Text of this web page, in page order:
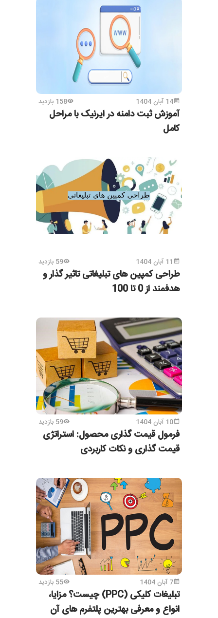
14 آبان 1404 158 بازدید
آموزش ثبت دامنه در ایرنیک با مراحل
کامل
11 آبان 1404 59 بازدید
طراحی کمپین‌ های تبلیغاتی تاثیر گذار و
هدفمند از 0 تا 100
10 آبان 1404 59 بازدید
فرمول قیمت گذاری محصول: استراتژی
قیمت گذاری و نکات کاربردی
7 آبان 1404 55 بازدید
تبلیغات کلیکی (PPC) چیست؟ مزایا،‌
انواع و معرفی بهترین پلتفرم های آن